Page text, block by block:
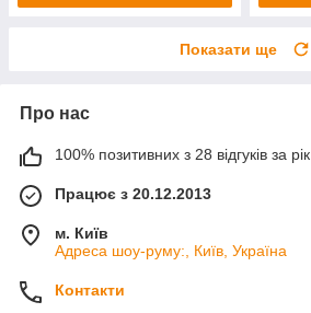
Показати ще
Про нас
100% позитивних з 28 відгуків за рік
Працює з 20.12.2013
м. Київ
Адреса шоу-руму:, Київ, Україна
Контакти